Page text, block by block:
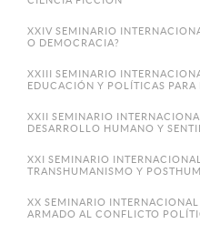
XXIV SEMINARIO
O DEMOCRACIA?
XXIII SEMINARIO
EDUCACIÓN Y POLÍTICAS PARA
XXII SEMINARIO
DESARROLLO HUMANO Y
XXI SEMINARIO
TRANSHUMANISMO Y
XX SEMINARIO
ARMADO AL CONFLICTO